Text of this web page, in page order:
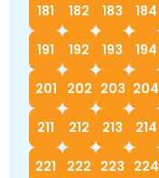
181 182 183 184
191 192 193 194
201 202 203 204
211 212 213 214
221 222 223 224